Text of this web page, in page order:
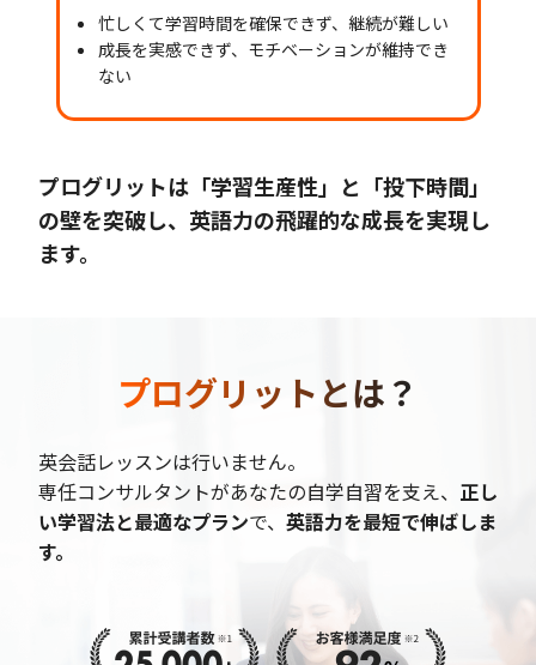
忙しくて学習時間を確保できず、継続が難しい
成長を実感できず、モチベーションが維持でき
ない
プログリットは「学習生産性」と「投下時間」
の壁を突破し、英語力の飛躍的な成長を実現し
ます。
プログリットとは？
英会話レッスンは行いません。
専任コンサルタントがあなたの自学自習を支え、 正し
い学習法と最適なプランで、 英語力を最短で伸ばしま
す。